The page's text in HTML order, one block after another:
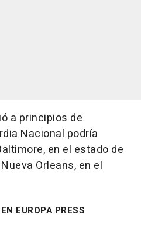
a principios de
Nacional podría
en el estado de
Orleans, en el
EUROPA PRESS